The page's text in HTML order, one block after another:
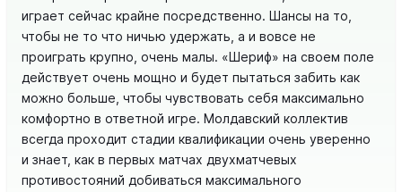
играет сейчас крайне посредственно. Шансы на то,
чтобы не то что ничью удержать, а и вовсе не
проиграть крупно, очень малы. «Шериф» на своем поле
действует очень мощно и будет пытаться забить как
можно больше, чтобы чувствовать себя максимально
комфортно в ответной игре. Молдавский коллектив
всегда проходит стадии квалификации очень уверенно
и знает, как в первых матчах двухматчевых
противостояний добиваться максимального